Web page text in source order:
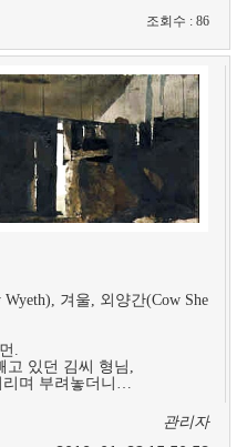
조회수 : 86
겨울, 외양간(Cow She
.
있던 김씨 형님,
며 부려놓더니…
관리자